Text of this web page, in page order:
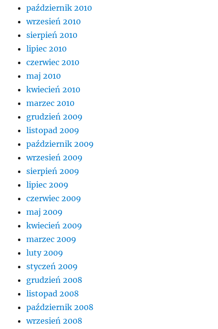
październik 2010
wrzesień 2010
sierpień 2010
lipiec 2010
czerwiec 2010
maj 2010
kwiecień 2010
marzec 2010
grudzień 2009
listopad 2009
październik 2009
wrzesień 2009
sierpień 2009
lipiec 2009
czerwiec 2009
maj 2009
kwiecień 2009
marzec 2009
luty 2009
styczeń 2009
grudzień 2008
listopad 2008
październik 2008
wrzesień 2008